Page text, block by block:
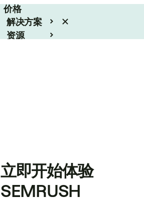
价格
解决方案
资源
立即开始体验
SEMRUSH